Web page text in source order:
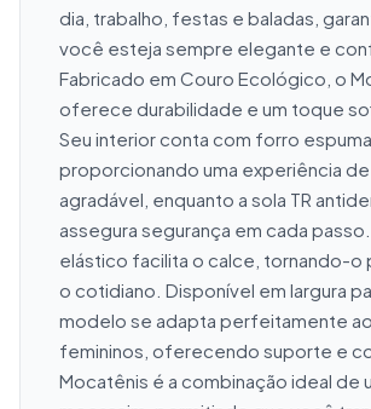
dia, trabalho, festas e baladas,
você esteja sempre elegante e
Fabricado em Couro Ecológico, o
oferece durabilidade e um toque
Seu interior conta com forro
proporcionando uma experiência
agradável, enquanto a sola TR
assegura segurança em cada
elástico facilita o calce, tornando-o
o cotidiano. Disponível em largura
modelo se adapta perfeitamente
femininos, oferecendo suporte e
Mocatênis é a combinação ideal de